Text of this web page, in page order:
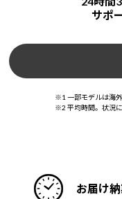
サポ
※1 一部モデルは海外
※2 平均時間。状況
お届け